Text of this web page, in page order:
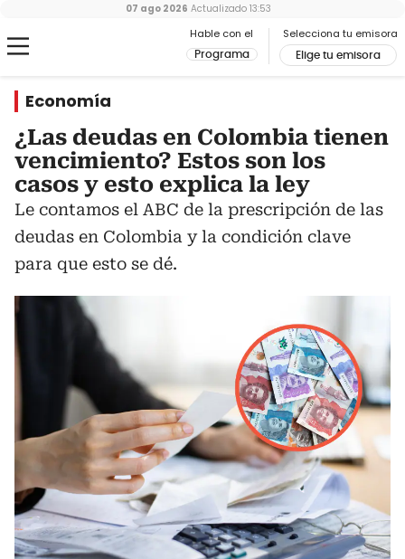
Hable con el
Programa
Selecciona tu emisora
Elige tu emisora
07 ago 2026 Actualizado 13:53
Economía
¿Las deudas en Colombia tienen
vencimiento? Estos son los
casos y esto explica la ley
Le contamos el ABC de la prescripción de las
deudas en Colombia y la condición clave
para que esto se dé.